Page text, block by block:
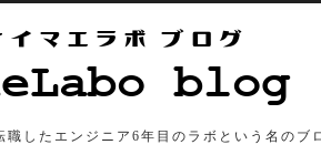
したエンジニア6年目のラボという名のブ